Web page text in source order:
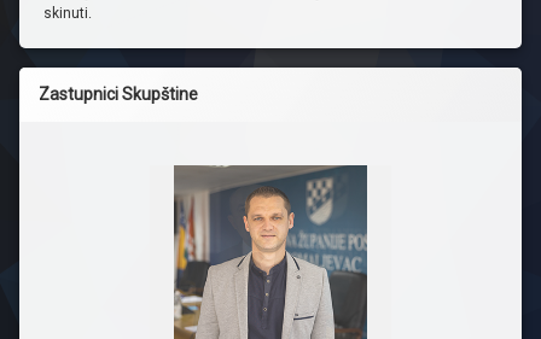
skinuti.
Zastupnici Skupštine